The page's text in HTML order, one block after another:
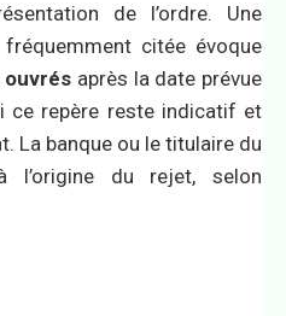
de l’ordre. Une
citée évoque
ouvrés après la date prévue
ce repère reste indicatif et
La banque ou le titulaire du
l’origine du rejet, selon